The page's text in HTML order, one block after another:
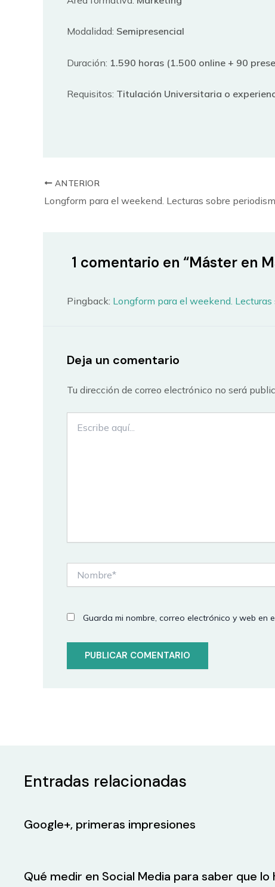
Modalidad: Semipresencial
Duración: 1.590 horas (1.500 online + 90
Requisitos: Titulación Universitaria o
ANTERIOR
Longform para el weekend. Lecturas sobre
1 comentario en “Máster en
Pingback: Longform para el weekend.
Deja un comentario
Tu dirección de correo electrónico no será
aquí...
Guarda mi nombre, correo electrónico y web
Entradas relacionadas
Google+, primeras impresiones
Qué medir en Social Media para saber que lo